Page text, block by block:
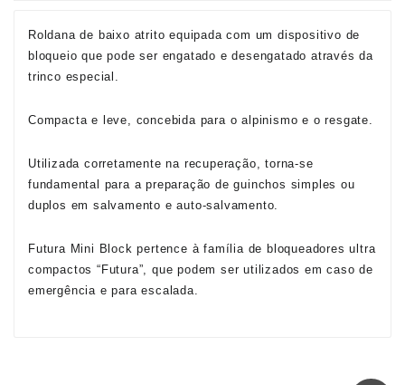
Roldana de baixo atrito equipada com um dispositivo de
bloqueio que pode ser engatado e desengatado através da
trinco especial.
Compacta e leve, concebida para o alpinismo e o resgate.
Utilizada corretamente na recuperação, torna-se
fundamental para a preparação de guinchos simples ou
duplos em salvamento e auto-salvamento.
Futura Mini Block pertence à família de bloqueadores ultra
compactos “Futura”, que podem ser utilizados em caso de
emergência e para escalada.